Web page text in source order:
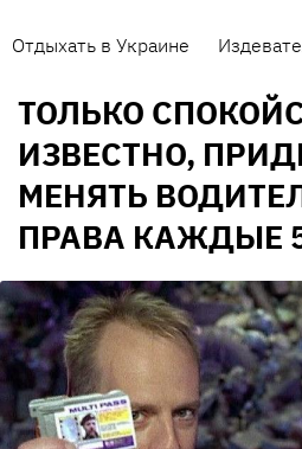
Отдыхать в Украине
ТОЛЬКО
ИЗВЕСТНО,
МЕНЯТЬ
ПРАВА КАЖДЫЕ